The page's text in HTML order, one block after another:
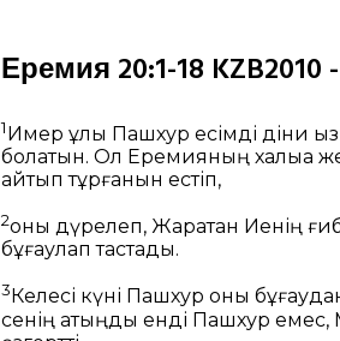
Еремия 20:1-18 KZB2010
1Имер ұлы Пашхур есімді діни
болатын. Ол Еремияның халыққа
айтып тұрғанын естіп,
2оны дүрелеп, Жаратқан Иенің
бұғаулап тастады.
3 Келесі күні Пашхур оны
сенің атыңды енді Пашхур емес,